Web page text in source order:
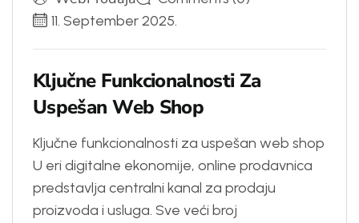
11. September 2025.
Ključne Funkcionalnosti Za
Uspešan Web Shop
Ključne funkcionalnosti za uspešan web shop
U eri digitalne ekonomije, online prodavnica
predstavlja centralni kanal za prodaju
proizvoda i usluga. Sve veći broj